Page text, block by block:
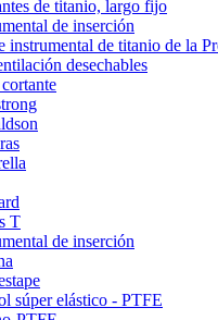
de titanio, largo fijo
de inserción
instrumental de titanio de la
desechables
T
de inserción
súper elástico - PTFE